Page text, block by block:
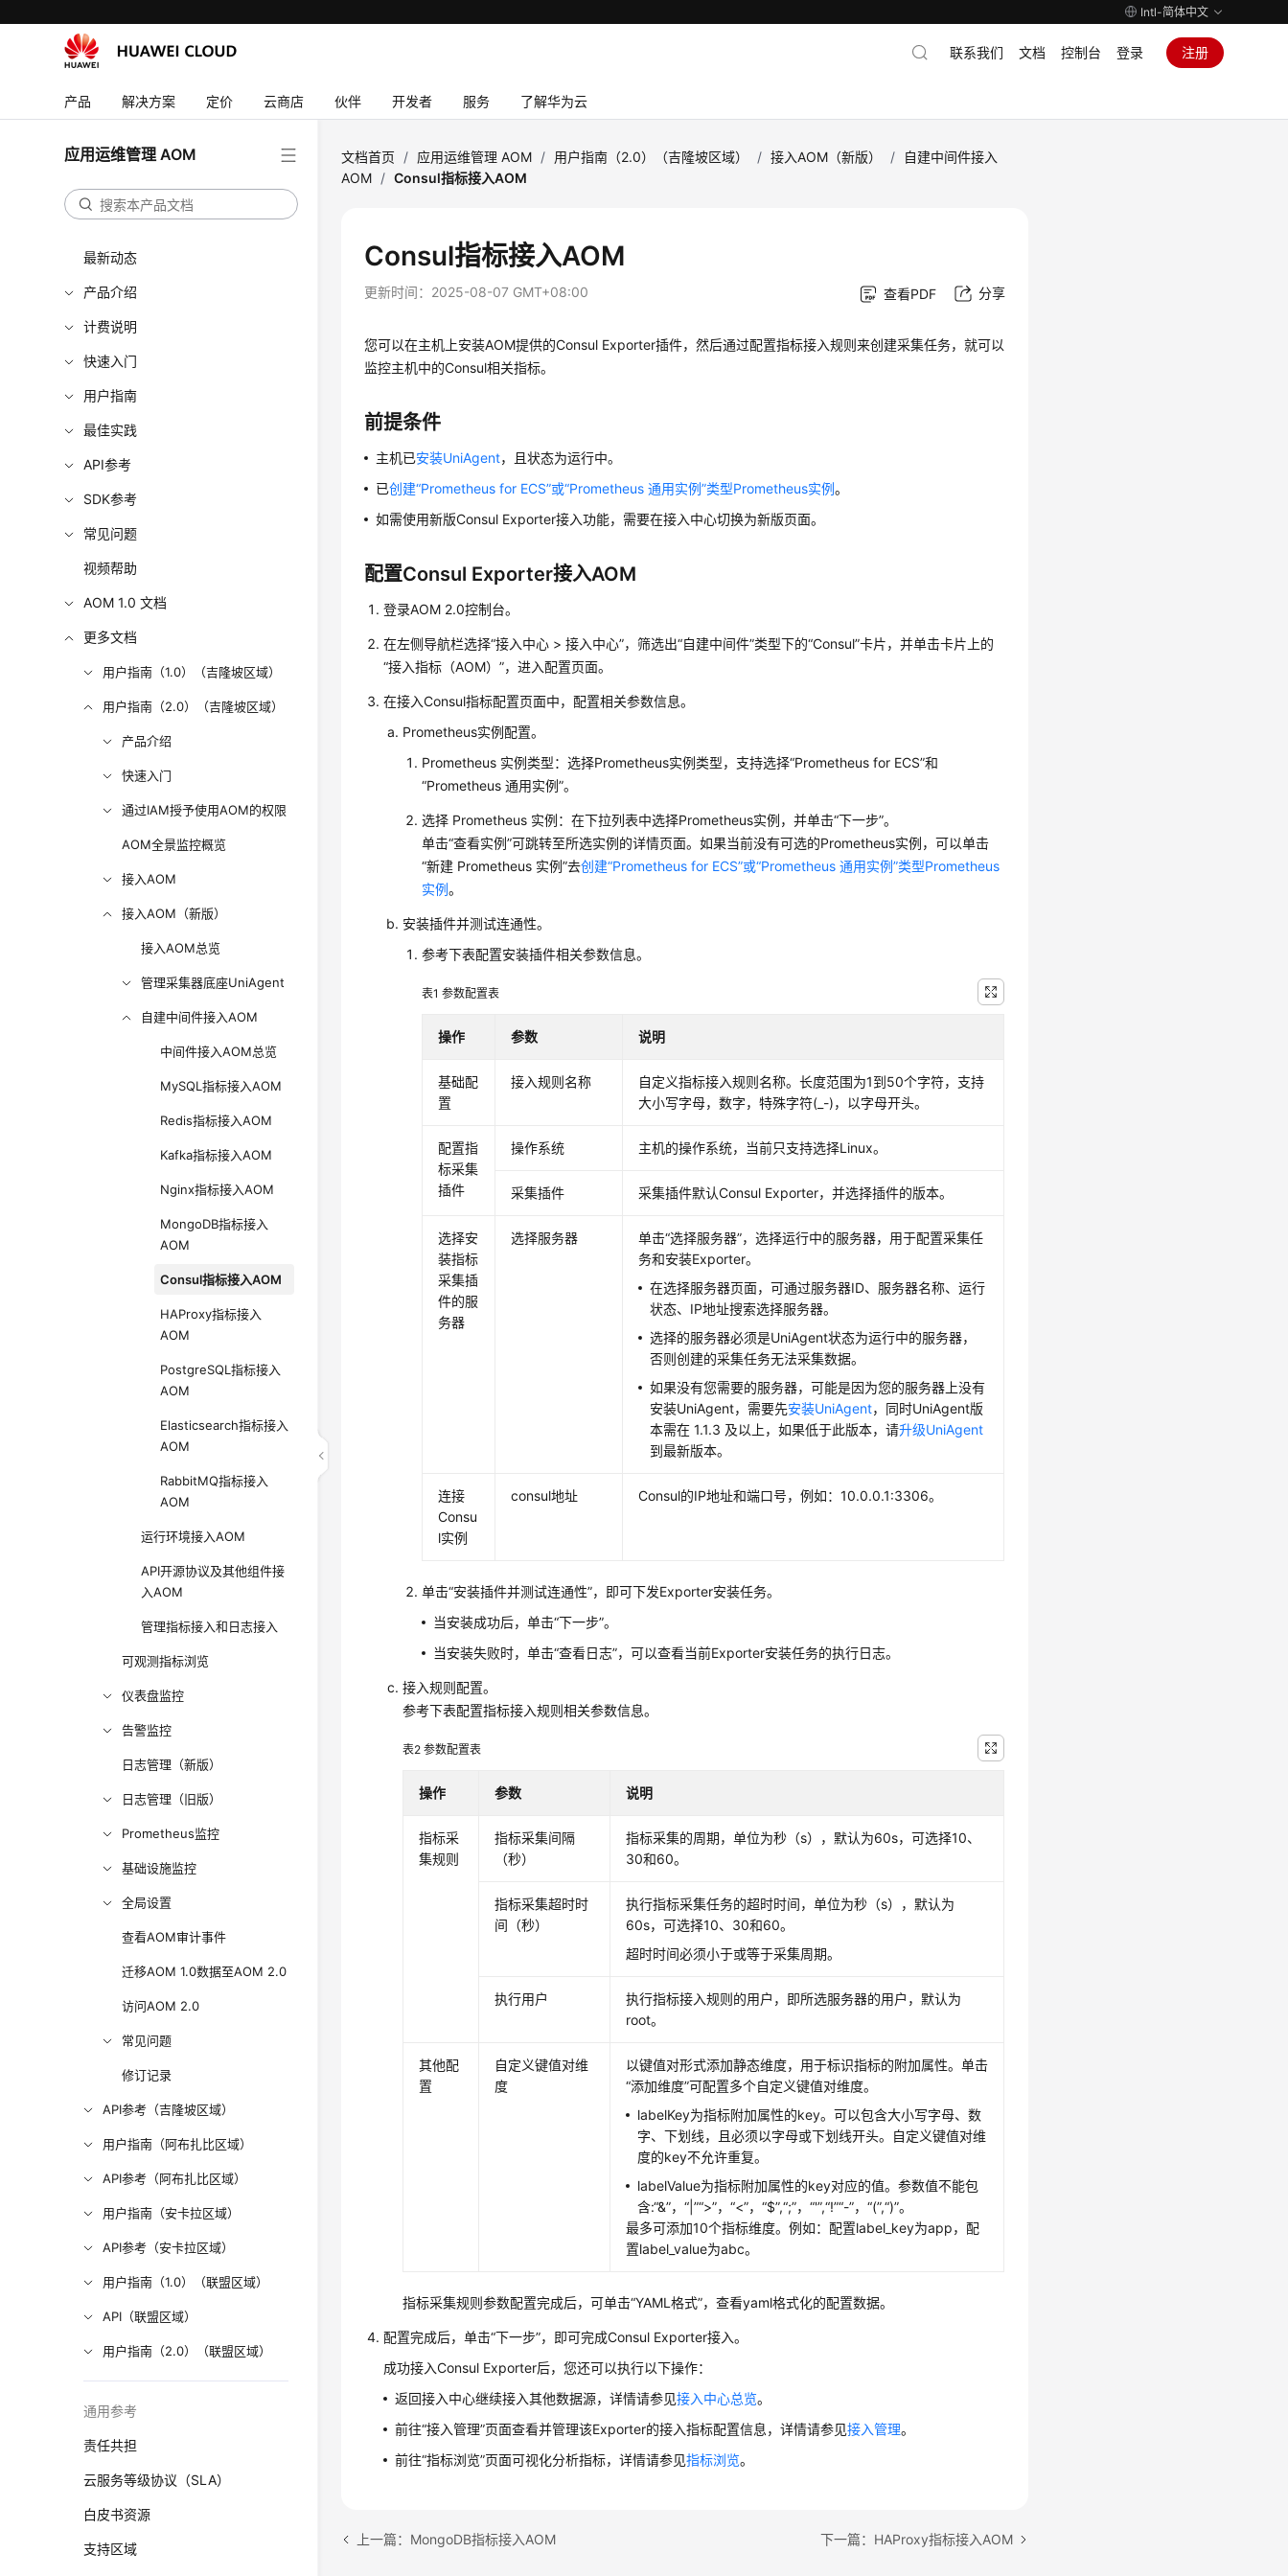
Intl-简体中文
产品 解决方案 定价 云商店 伙伴 开发者 服务 了解华为云
联系我们 文档 控制台 登录 注册
应用运维管理 AOM
最新动态
产品介绍
计费说明
快速入门
用户指南
最佳实践
API参考
SDK参考
常见问题
视频帮助
AOM 1.0 文档
更多文档
用户指南（1.0）（吉隆坡区域）
用户指南（2.0）（吉隆坡区域）
产品介绍
快速入门
通过IAM授予使用AOM的权限
AOM全景监控概览
接入AOM
接入AOM（新版）
接入AOM总览
管理采集器底座UniAgent
自建中间件接入AOM
中间件接入AOM总览
MySQL指标接入AOM
Redis指标接入AOM
Kafka指标接入AOM
Nginx指标接入AOM
MongoDB指标接入
AOM
Consul指标接入AOM
HAProxy指标接入
AOM
PostgreSQL指标接入
AOM
Elasticsearch指标接入
AOM
RabbitMQ指标接入
AOM
运行环境接入AOM
API开源协议及其他组件接
入AOM
管理指标接入和日志接入
可观测指标浏览
仪表盘监控
告警监控
日志管理（新版）
日志管理（旧版）
Prometheus监控
基础设施监控
全局设置
查看AOM审计事件
迁移AOM 1.0数据至AOM 2.0
访问AOM 2.0
常见问题
修订记录
API参考（吉隆坡区域）
用户指南（阿布扎比区域）
API参考（阿布扎比区域）
用户指南（安卡拉区域）
API参考（安卡拉区域）
用户指南（1.0）（联盟区域）
API（联盟区域）
用户指南（2.0）（联盟区域）
通用参考
责任共担
云服务等级协议（SLA）
白皮书资源
支持区域
文档首页 / 应用运维管理 AOM / 用户指南（2.0）（吉隆坡区域） / 接入AOM（新版） /
自建中间件接入
AOM / Consul指标接入AOM
Consul指标接入AOM
更新时间： 2025-08-07 GMT+08:00 查看PDF 分享
您可以在主机上安装AOM提供的Consul Exporter插件，然后通过配置指标接入规则来创建采集任务，就可以
监控主机中的Consul相关指标。
前提条件
主机已安装UniAgent，且状态为运行中。
已创建“Prometheus for ECS”或“Prometheus 通用实例”类型Prometheus实例。
如需使用新版Consul Exporter接入功能，需要在接入中心切换为新版页面。
配置Consul Exporter接入AOM
登录AOM 2.0控制台。
在左侧导航栏选择“接入中心 > 接入中心”，筛选出“自建中间件”类型下的“Consul”卡片，并单击卡片上的
“接入指标（AOM）”，进入配置页面。
在接入Consul指标配置页面中，配置相关参数信息。
Prometheus实例配置。
Prometheus 实例类型：选择Prometheus实例类型，支持选择“Prometheus for ECS”和
“Prometheus 通用实例”。
选择 Prometheus 实例：在下拉列表中选择Prometheus实例，并单击“下一步”。
单击“查看实例”可跳转至所选实例的详情页面。如果当前没有可选的Prometheus实例，可以单击
“新建 Prometheus 实例”去创建“Prometheus for ECS”或“Prometheus 通用实例”类型Prometheus
实例。
安装插件并测试连通性。
参考下表配置安装插件相关参数信息。
表1参数配置表
操作 参数 说明
基础配
置
接入规则名称
自定义指标接入规则名称。长度范围为1到50个字符，支持
大小写字母，数字，特殊字符(_-)，以字母开头。
配置指
标采集
插件
操作系统 主机的操作系统，当前只支持选择Linux。
采集插件 采集插件默认Consul Exporter，并选择插件的版本。
选择安
装指标
采集插
件的服
务器
选择服务器
单击“选择服务器”，选择运行中的服务器，用于配置采集任
务和安装Exporter。
在选择服务器页面，可通过服务器ID、服务器名称、运行
状态、IP地址搜索选择服务器。
选择的服务器必须是UniAgent状态为运行中的服务器，
否则创建的采集任务无法采集数据。
如果没有您需要的服务器，可能是因为您的服务器上没有
安装UniAgent，需要先安装UniAgent，同时UniAgent版
本需在 1.1.3 及以上，如果低于此版本，请升级UniAgent
到最新版本。
连接
Consu
l实例
consul地址 Consul的IP地址和端口号，例如：10.0.0.1:3306。
单击“安装插件并测试连通性”，即可下发Exporter安装任务。
当安装成功后，单击“下一步”。
当安装失败时，单击“查看日志”，可以查看当前Exporter安装任务的执行日志。
接入规则配置。
参考下表配置指标接入规则相关参数信息。
表2参数配置表
操作 参数 说明
指标采
集规则
指标采集间隔
（秒）
指标采集的周期，单位为秒（s），默认为60s，可选择10、
30和60。
指标采集超时时
间（秒）
执行指标采集任务的超时时间，单位为秒（s），默认为
60s，可选择10、30和60。
超时时间必须小于或等于采集周期。
执行用户
执行指标接入规则的用户，即所选服务器的用户，默认为
root。
其他配
置
自定义键值对维
度
以键值对形式添加静态维度，用于标识指标的附加属性。单击
“添加维度”可配置多个自定义键值对维度。
labelKey为指标附加属性的key。可以包含大小写字母、数
字、下划线，且必须以字母或下划线开头。自定义键值对维
度的key不允许重复。
labelValue为指标附加属性的key对应的值。参数值不能包
含:“&”，“|”“>”，“<”，“$”,“;”，“'”,“!”“-”，“(”,“)”。
最多可添加10个指标维度。例如：配置label_key为app，配
置label_value为abc。
指标采集规则参数配置完成后，可单击“YAML格式”，查看yaml格式化的配置数据。
配置完成后，单击“下一步”，即可完成Consul Exporter接入。
成功接入Consul Exporter后，您还可以执行以下操作：
返回接入中心继续接入其他数据源，详情请参见接入中心总览。
前往“接入管理”页面查看并管理该Exporter的接入指标配置信息，详情请参见接入管理。
前往“指标浏览”页面可视化分析指标，详情请参见指标浏览。
上一篇：MongoDB指标接入AOM 下一篇：HAProxy指标接入AOM